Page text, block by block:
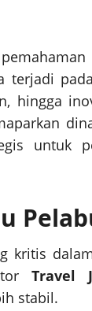
terjadi
hingga
untuk
kritis
Travel
stabil.